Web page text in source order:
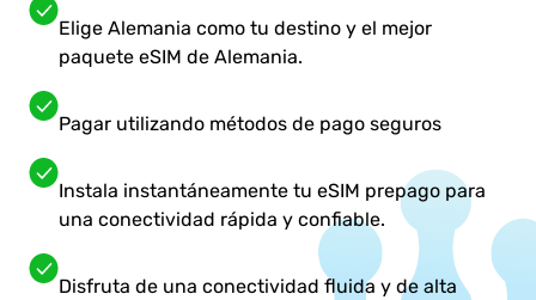
Elige Alemania como tu destino y el mejor
paquete eSIM de Alemania.
Pagar utilizando métodos de pago seguros
Instala instantáneamente tu eSIM prepago para
una conectividad rápida y confiable.
Disfruta de una conectividad fluida y de alta